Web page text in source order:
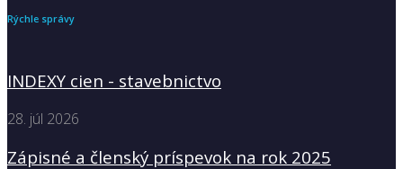
Rýchle správy
INDEXY cien - stavebnictvo
28. júl 2026
Zápisné a členský príspevok na rok 2025